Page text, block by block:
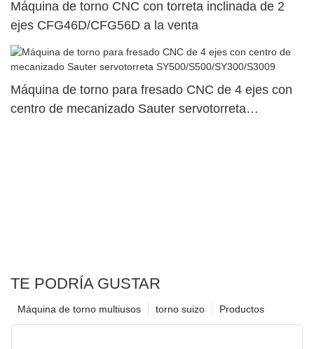
Máquina de torno CNC con torreta inclinada de 2
ejes CFG46D/CFG56D a la venta
Máquina de torno para fresado CNC de 4 ejes con
centro de mecanizado Sauter servotorreta
TE PODRÍA GUSTAR
Productos
torno suizo
Máquina de torno multiusos